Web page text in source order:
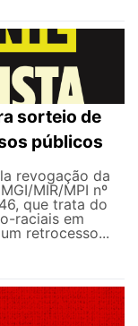
sorteio de
públicos
revogação da
MIR/MPI nº
que trata do
raciais em
retrocesso...